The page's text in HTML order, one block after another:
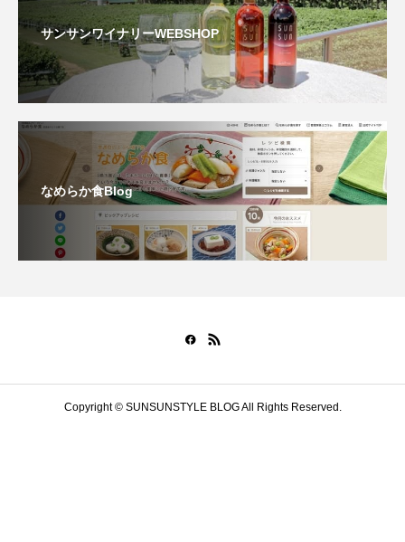
サンサンワイナリーWEBSHOP
なめらか食Blog
Copyright © SUNSUNSTYLE BLOG All Rights Reserved.